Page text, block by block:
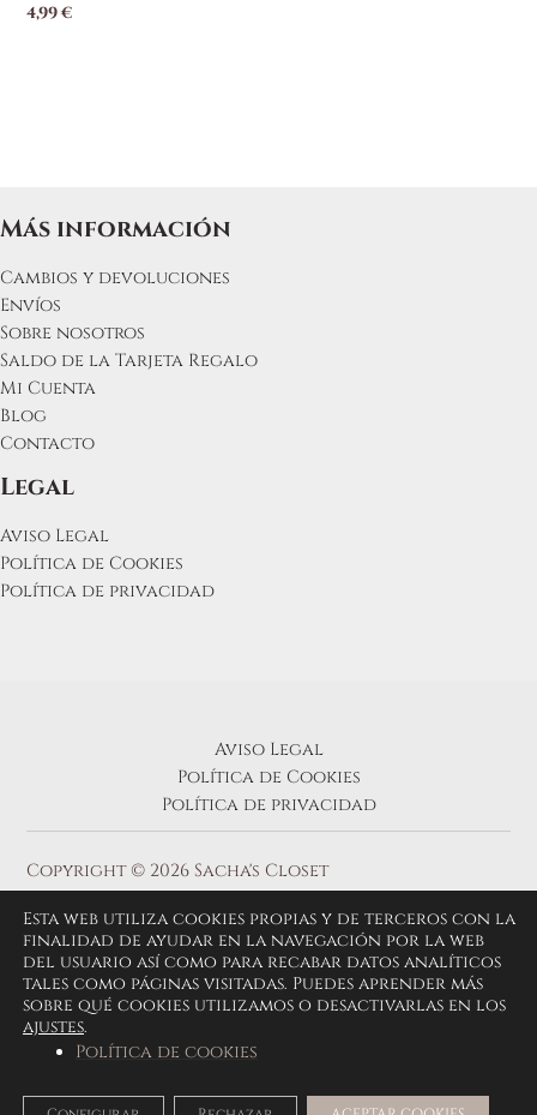
4,99€
Más información
Cambios y devoluciones
Envíos
Sobre nosotros
Saldo de la Tarjeta Regalo
Mi Cuenta
Blog
Contacto
Legal
Aviso Legal
Política de Cookies
Política de privacidad
Aviso Legal
Política de Cookies
Política de privacidad
Copyright © 2026 Sacha's Closet
Esta web utiliza cookies propias y de terceros con la
finalidad de ayudar en la navegación por la web
del usuario así como para recabar datos analíticos
tales como páginas visitadas. Puedes aprender más
sobre qué cookies utilizamos o desactivarlas en los
ajustes.
Política de cookies